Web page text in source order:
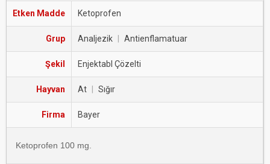
Etken Madde Ketoprofen
Grup Analjezik Antienflamatuar
Şekil Enjektabl Çözelti
Hayvan At Sığır
Firma Bayer
Ketoprofen 100 mg.